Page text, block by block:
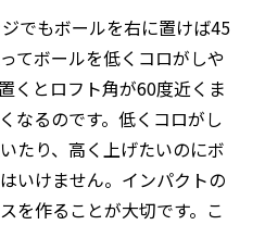
でもボールを右に置けば45
てボールを低くコロがしや
くとロフト角が60度近くま
なるのです。低くコロがし
たり、高く上げたいのにボ
いけません。インパクトの
を作ることが大切です。こ